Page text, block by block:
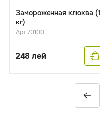
Замороженная клюква (1
кг)
Арт 70100
248лей